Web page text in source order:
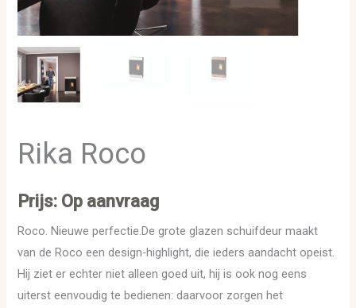
Rika Roco
Prijs: Op aanvraag
Roco. Nieuwe perfectie.De grote glazen schuifdeur maakt
van de Roco een design-highlight, die ieders aandacht opeist.
Hij ziet er echter niet alleen goed uit, hij is ook nog eens
uiterst eenvoudig te bedienen: daarvoor zorgen het